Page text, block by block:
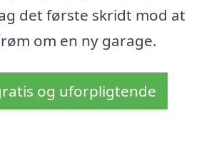
det første skridt mod at
om en ny garage.
og uforpligtende